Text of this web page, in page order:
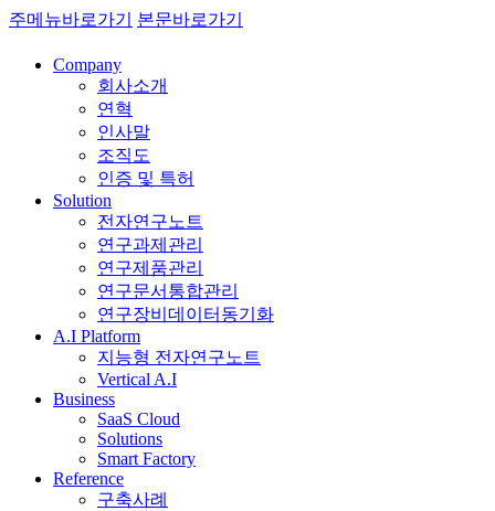
주메뉴바로가기 본문바로가기
Company
회사소개
연혁
인사말
조직도
인증 및 특허
Solution
전자연구노트
연구과제관리
연구제품관리
연구문서통합관리
연구장비데이터동기화
A.I Platform
지능형 전자연구노트
Vertical A.I
Business
SaaS Cloud
Solutions
Smart Factory
Reference
구축사례